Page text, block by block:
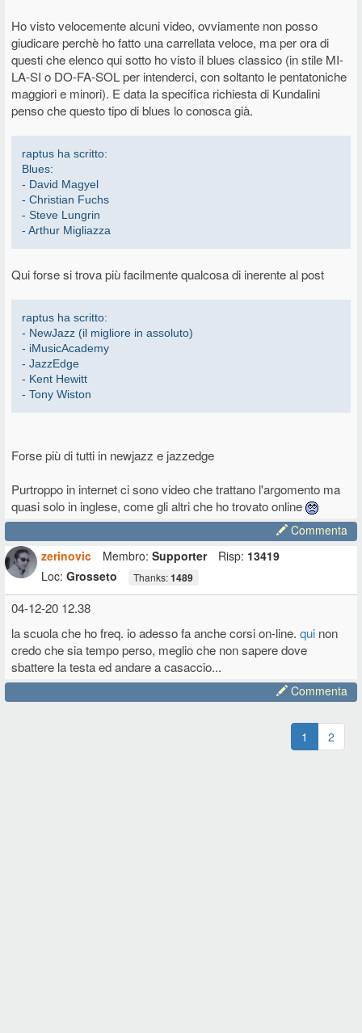
Ho visto velocemente alcuni video, ovviamente non posso
giudicare perchè ho fatto una carrellata veloce, ma per ora di
questi che elenco qui sotto ho visto il blues classico (in stile MI-
LA-SI o DO-FA-SOL per intenderci, con soltanto le pentatoniche
maggiori e minori). E data la specifica richiesta di Kundalini
penso che questo tipo di blues lo conosca già.
raptus ha scritto:
Blues:
- David Magyel
- Christian Fuchs
- Steve Lungrin
- Arthur Migliazza
Qui forse si trova più facilmente qualcosa di inerente al post
raptus ha scritto:
- NewJazz (il migliore in assoluto)
- iMusicAcademy
- JazzEdge
- Kent Hewitt
- Tony Wiston
Forse più di tutti in newjazz e jazzedge
Purtroppo in internet ci sono video che trattano l'argomento ma
quasi solo in inglese, come gli altri che ho trovato online
Commenta
zerinovic
Membro: Supporter Risp: 13419
Loc: Grosseto Thanks:1489
04-12-20 12.38
la scuola che ho freq. io adesso fa anche corsi on-line. qui non
credo che sia tempo perso, meglio che non sapere dove
sbattere la testa ed andare a casaccio...
Commenta
1 2